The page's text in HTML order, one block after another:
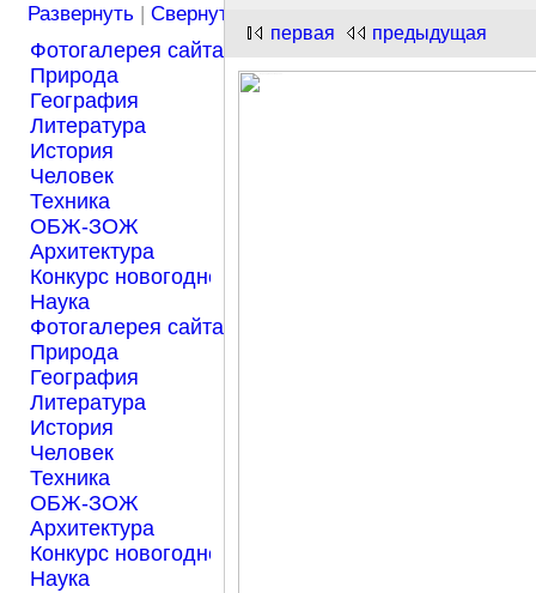
Развернуть |Свернуть
Фотогалерея сайта Началка.com
Природа
География
Литература
История
Человек
Техника
ОБЖ-ЗОЖ
Архитектура
Конкурс новогодней открытки "Нарисуем Новый
Наука
Фотогалерея сайта Началка.com
Природа
География
Литература
История
Человек
Техника
ОБЖ-ЗОЖ
Архитектура
Конкурс новогодней открытки "Нарисуем Новый
Наука
первая предыдущая